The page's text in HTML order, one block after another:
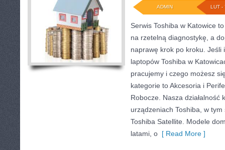
LUT -
ADMIN
Serwis Toshiba w Katowice
na rzetelną diagnostykę, a
naprawę krok po kroku. Jeśli
laptopów Toshiba w
pracujemy i czego możesz
kategorie to Akcesoria i
Robocze. Nasza działalność
urządzeniach Toshiba, w
Toshiba Satellite. Modele
latami, o [ Read More ]